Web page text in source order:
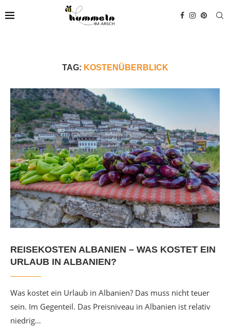
TAG: KOSTENÜBERBLICK
REISEKOSTEN ALBANIEN – WAS KOSTET EIN
URLAUB IN ALBANIEN?
Was kostet ein Urlaub in Albanien? Das muss nicht teuer
sein. Im Gegenteil. Das Preisniveau in Albanien ist relativ
niedrig…